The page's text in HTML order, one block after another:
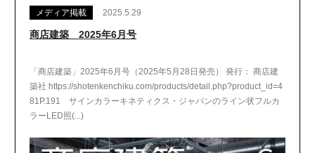
メディア掲載 2025.5.29
商店建築 2025年6月号
「商店建築」2025年6月号（2025年5月28日発売） 発行： 商店建
築社 https://shotenkenchiku.com/products/detail.php?product_id=4
81P.191 サインカラーキネティクス・ジャパンのライン状フルカ
ラーLED照(...)